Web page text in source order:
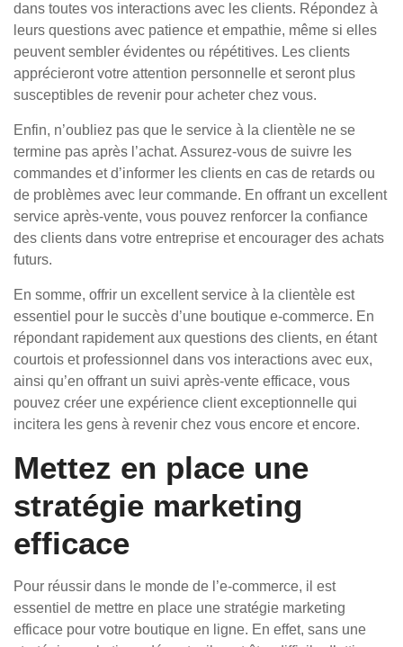
dans toutes vos interactions avec les clients. Répondez à
leurs questions avec patience et empathie, même si elles
peuvent sembler évidentes ou répétitives. Les clients
apprécieront votre attention personnelle et seront plus
susceptibles de revenir pour acheter chez vous.
Enfin, n’oubliez pas que le service à la clientèle ne se
termine pas après l’achat. Assurez-vous de suivre les
commandes et d’informer les clients en cas de retards ou
de problèmes avec leur commande. En offrant un excellent
service après-vente, vous pouvez renforcer la confiance
des clients dans votre entreprise et encourager des achats
futurs.
En somme, offrir un excellent service à la clientèle est
essentiel pour le succès d’une boutique e-commerce. En
répondant rapidement aux questions des clients, en étant
courtois et professionnel dans vos interactions avec eux,
ainsi qu’en offrant un suivi après-vente efficace, vous
pouvez créer une expérience client exceptionnelle qui
incitera les gens à revenir chez vous encore et encore.
Mettez en place une
stratégie marketing
efficace
Pour réussir dans le monde de l’e-commerce, il est
essentiel de mettre en place une stratégie marketing
efficace pour votre boutique en ligne. En effet, sans une